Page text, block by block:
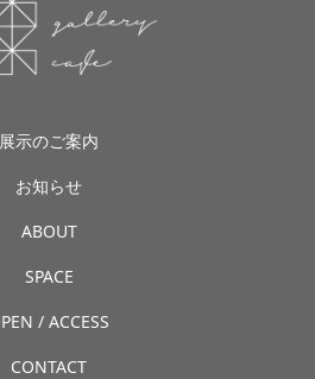
展示のご案内
お知らせ
ABOUT
SPACE
/ ACCESS
CONTACT